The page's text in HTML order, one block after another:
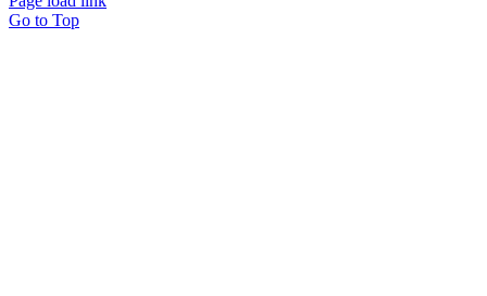
Go to Top